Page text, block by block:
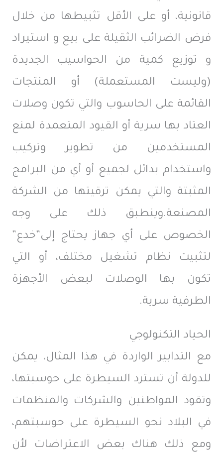
قانونية، أو على الأقل تثبيطها من خلال
فرض الضرائب الثقيلة على بيع و استيراد
و توزيع كمية من الحواسيب الجديدة
(وليست المستعملة) أو المنتجات
القائمة على الحاسوب والتي تكون وصلات
العتاد بها سرية أو القيود المتعمدة لمنع
المستخدمين من تطوير وتركيب
واستخدام بدائل لجميع أو أي من البرامج
المثبتة والتي يمكن ترقيتها من الشركة
المصنعة.وينطبق ذلك على وجه
الخصوص على أي جهاز يحتاج إلى”خدع”
لتثبيت نظام تشغيل مختلف، أو التي
تكون بها الوصلات لبعض الأجهزة
الطرفية سرية.
الحياد التكنولوجي
مع التدابير الواردة في هذا المثال، يمكن
للدولة أن تسترد السيطرة على حوسبتها،
وتقود المواطنين والشركات والمنظمات
في البلاد نحو السيطرة على حوسبتهم،
ومع ذلك هناك بعض الاعتراضات لأن